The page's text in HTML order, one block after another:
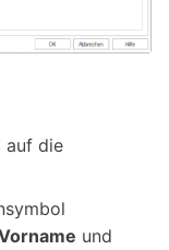
auf die
und